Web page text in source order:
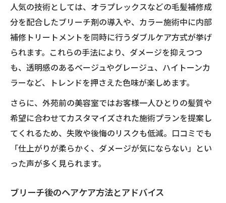
人気の技術としては、オラプレックスなどの毛髪補修成
分を配合したブリーチ剤の導入や、カラー施術中に内部
補修トリートメントを同時に行うダブルケア方式が挙げ
られます。これらの手法により、ダメージを抑えつつ
も、透明感のあるベージュやグレージュ、ハイトーンカ
ラーなど、トレンドを押さえた色味が楽しめます。
さらに、外苑前の美容室ではお客様一人ひとりの髪質や
希望に合わせてカスタマイズされた施術プランを提案し
てくれるため、失敗や後悔のリスクも低減。口コミでも
「仕上がりが柔らかく、ダメージが気にならない」とい
った声が多く見られます。
ブリーチ後のヘアケア方法とアドバイス